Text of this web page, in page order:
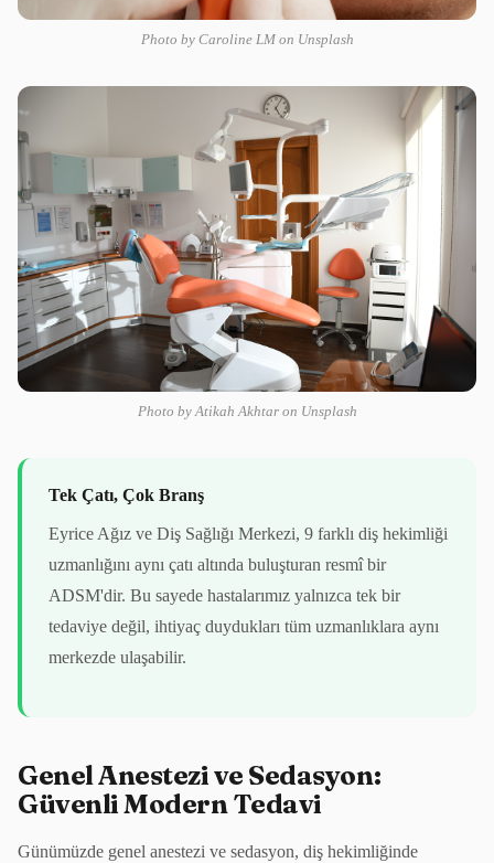
Photo by Caroline LM on Unsplash
Photo by Atikah Akhtar on Unsplash
Tek Çatı, Çok Branş
Eyrice Ağız ve Diş Sağlığı Merkezi, 9 farklı diş hekimliği
uzmanlığını aynı çatı altında buluşturan resmî bir
ADSM'dir. Bu sayede hastalarımız yalnızca tek bir
tedaviye değil, ihtiyaç duydukları tüm uzmanlıklara aynı
merkezde ulaşabilir.
Genel Anestezi ve Sedasyon:
Güvenli Modern Tedavi
Günümüzde genel anestezi ve sedasyon, diş hekimliğinde